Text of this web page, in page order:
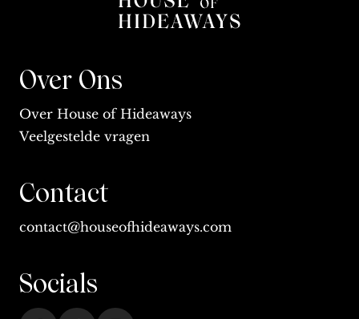
Over Ons
Over House of Hideaways
Veelgestelde vragen
Contact
contact@houseofhideaways.com
Socials